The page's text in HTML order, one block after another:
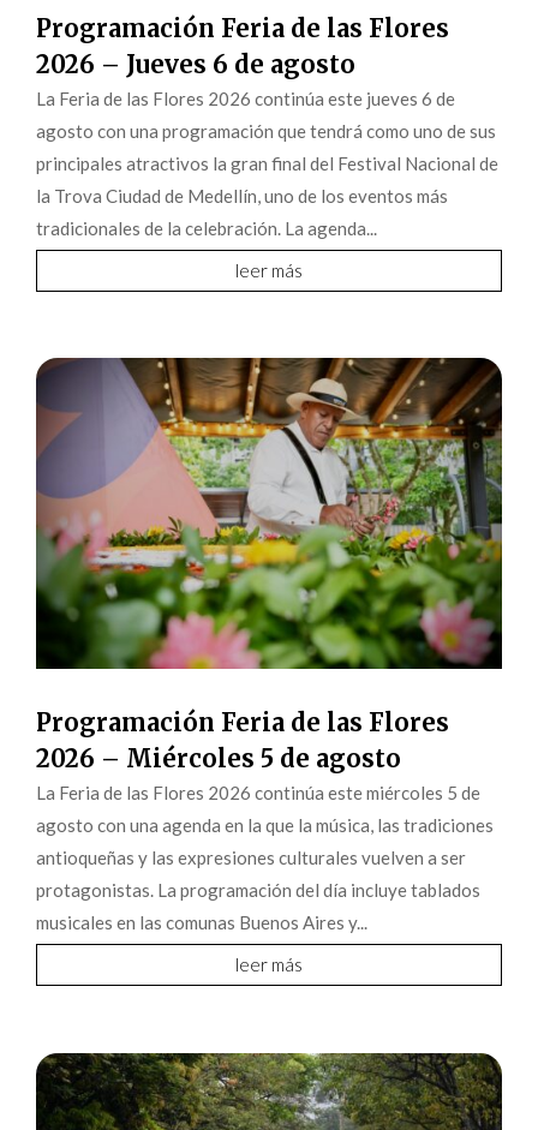
Programación Feria de las Flores
2026 – Jueves 6 de agosto
La Feria de las Flores 2026 continúa este jueves 6 de
agosto con una programación que tendrá como uno de sus
principales atractivos la gran final del Festival Nacional de
la Trova Ciudad de Medellín, uno de los eventos más
tradicionales de la celebración. La agenda...
leer más
Programación Feria de las Flores
2026 – Miércoles 5 de agosto
La Feria de las Flores 2026 continúa este miércoles 5 de
agosto con una agenda en la que la música, las tradiciones
antioqueñas y las expresiones culturales vuelven a ser
protagonistas. La programación del día incluye tablados
musicales en las comunas Buenos Aires y...
leer más